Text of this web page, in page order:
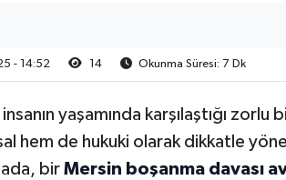
- 14:52 14 Okunma Süresi: 7 Dk
yaşamında karşılaştığı
hem de hukuki olarak dikkatle
bir Mersin boşanma davası